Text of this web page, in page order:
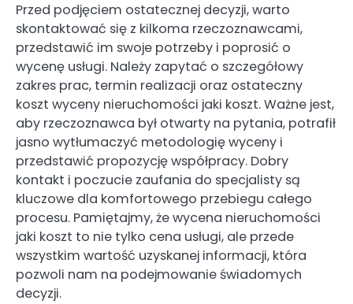
Przed podjęciem ostatecznej decyzji, warto
skontaktować się z kilkoma rzeczoznawcami,
przedstawić im swoje potrzeby i poprosić o
wycenę usługi. Należy zapytać o szczegółowy
zakres prac, termin realizacji oraz ostateczny
koszt wyceny nieruchomości jaki koszt. Ważne jest,
aby rzeczoznawca był otwarty na pytania, potrafił
jasno wytłumaczyć metodologię wyceny i
przedstawić propozycję współpracy. Dobry
kontakt i poczucie zaufania do specjalisty są
kluczowe dla komfortowego przebiegu całego
procesu. Pamiętajmy, że wycena nieruchomości
jaki koszt to nie tylko cena usługi, ale przede
wszystkim wartość uzyskanej informacji, która
pozwoli nam na podejmowanie świadomych
decyzji.